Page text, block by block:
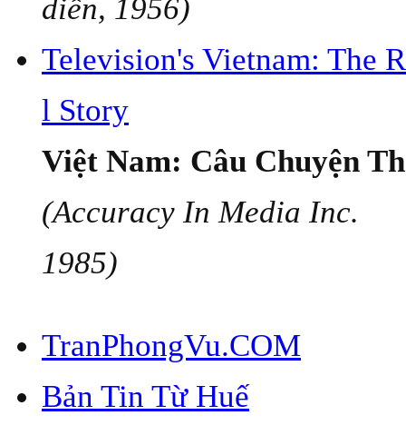
diễn, 1956)
Television's Vietnam: The
l Story
Việt Nam: Câu Chuyện
(Accuracy In Media Inc.
1985)
TranPhongVu.COM
Bản Tin Từ Huế